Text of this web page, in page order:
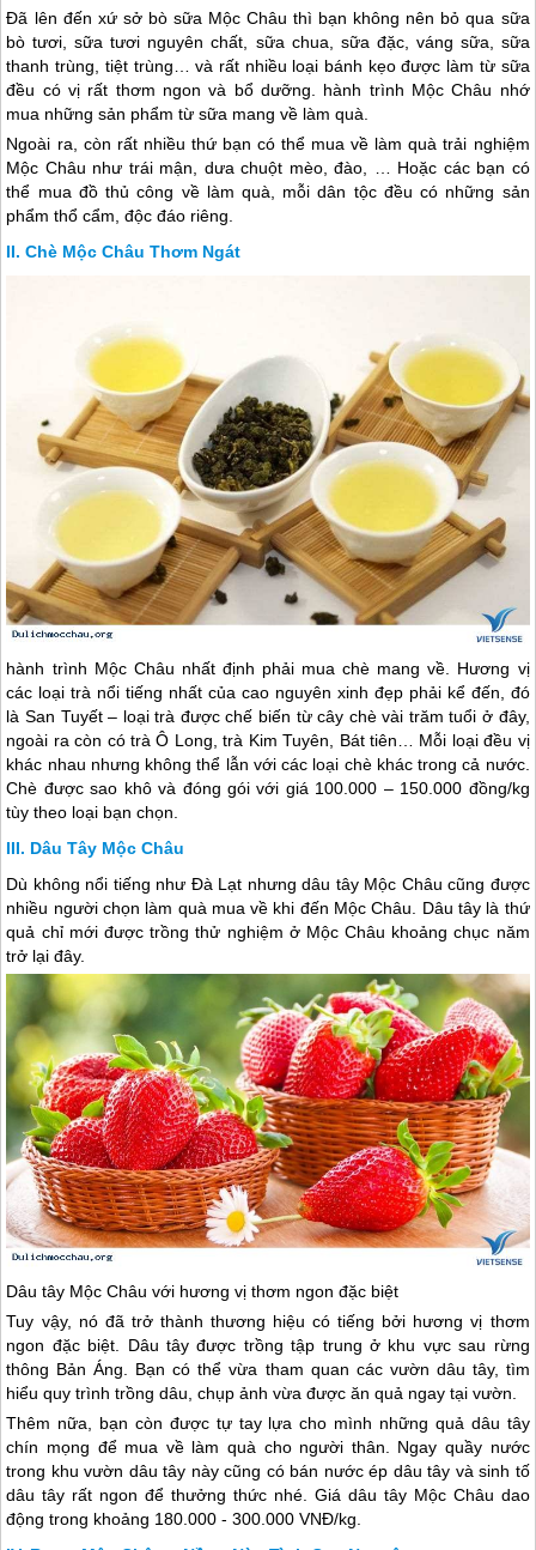
Đã lên đến xứ sở bò sữa Mộc Châu thì bạn không nên bỏ qua sữa
bò tươi, sữa tươi nguyên chất, sữa chua, sữa đặc, váng sữa, sữa
thanh trùng, tiệt trùng… và rất nhiều loại bánh kẹo được làm từ sữa
đều có vị rất thơm ngon và bổ dưỡng. hành trình Mộc Châu nhớ
mua những sản phẩm từ sữa mang về làm quà.
Ngoài ra, còn rất nhiều thứ bạn có thể mua về làm quà trải nghiệm
Mộc Châu như trái mận, dưa chuột mèo, đào, … Hoặc các bạn có
thể mua đồ thủ công về làm quà, mỗi dân tộc đều có những sản
phẩm thổ cẩm, độc đáo riêng.
Chè Mộc Châu Thơm Ngát
hành trình Mộc Châu nhất định phải mua chè mang về. Hương vị
các loại trà nổi tiếng nhất của cao nguyên xinh đẹp phải kể đến, đó
là San Tuyết – loại trà được chế biến từ cây chè vài trăm tuổi ở đây,
ngoài ra còn có trà Ô Long, trà Kim Tuyên, Bát tiên… Mỗi loại đều vị
khác nhau nhưng không thể lẫn với các loại chè khác trong cả nước.
Chè được sao khô và đóng gói với giá 100.000 – 150.000 đồng/kg
tùy theo loại bạn chọn.
Dâu Tây Mộc Châu
Dù không nổi tiếng như Đà Lạt nhưng dâu tây Mộc Châu cũng được
nhiều người chọn làm quà mua về khi đến Mộc Châu . Dâu tây là thứ
quả chỉ mới được trồng thử nghiệm ở Mộc Châu khoảng chục năm
trở lại đây.
Dâu tây Mộc Châu với hương vị thơm ngon đặc biệt
Tuy vậy, nó đã trở thành thương hiệu có tiếng bởi hương vị thơm
ngon đặc biệt. Dâu tây được trồng tập trung ở khu vực sau rừng
thông Bản Áng. Bạn có thể vừa tham quan các vườn dâu tây, tìm
hiểu quy trình trồng dâu, chụp ảnh vừa được ăn quả ngay tại vườn.
Thêm nữa, bạn còn được tự tay lựa cho mình những quả dâu tây
chín mọng để mua về làm quà cho người thân. Ngay quầy nước
trong khu vườn dâu tây này cũng có bán nước ép dâu tây và sinh tố
dâu tây rất ngon để thưởng thức nhé. Giá dâu tây Mộc Châu dao
động trong khoảng 180.000 - 300.000 VNĐ/kg.